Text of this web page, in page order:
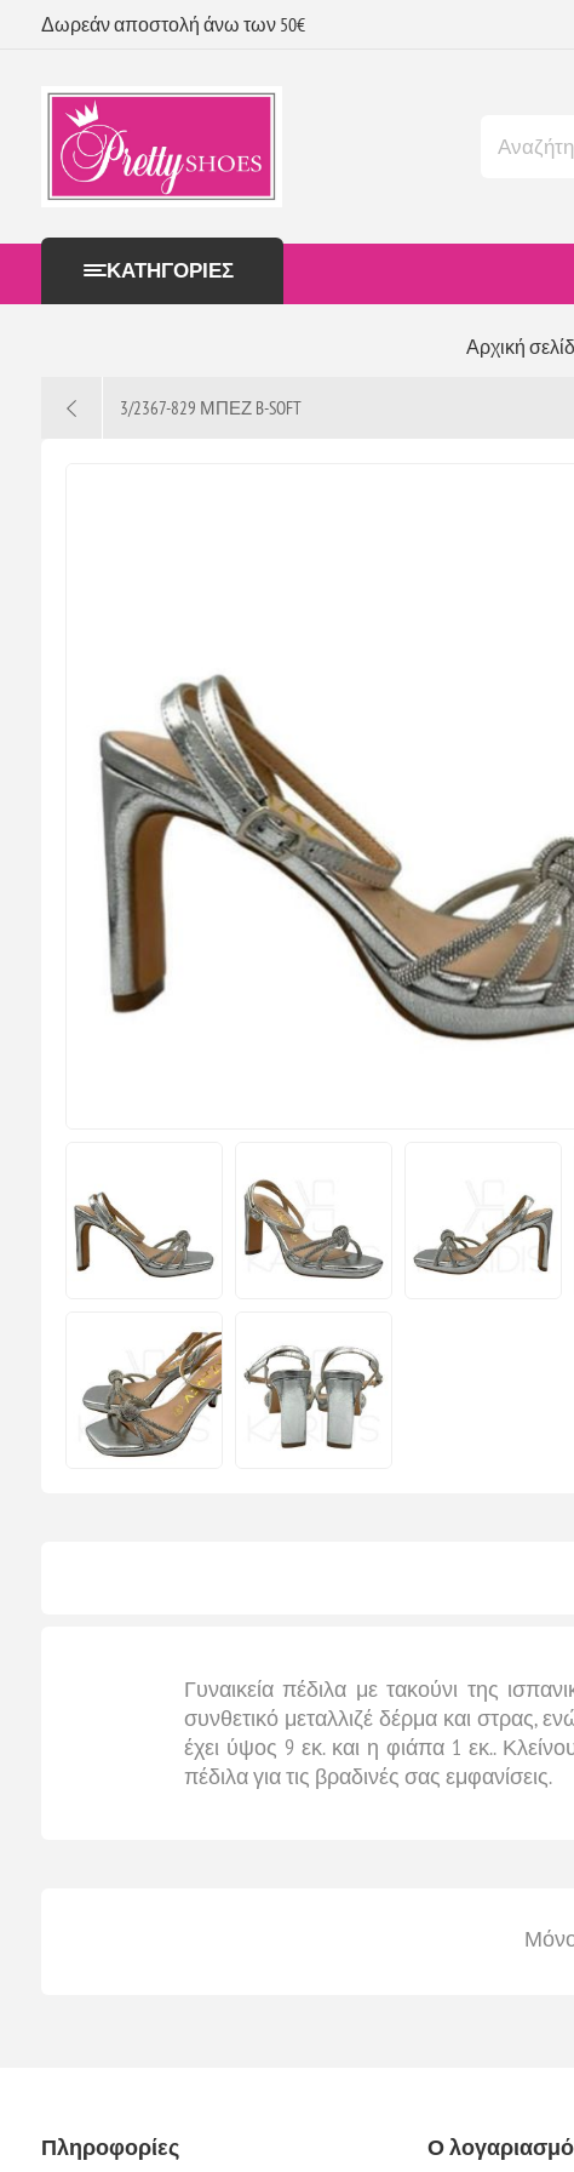
Δωρεάν αποστολή άνω των 50€
ΚΑΤΗΓΟΡΊΕΣ
Αρχική
3/2367-829 ΜΠΕΖ B-SOFT
Γυναικεία πέδιλα με τακούνι της
συνθετικό μεταλλιζέ δέρμα και στρας,
έχει ύψος 9 εκ. και η φιάπα 1 εκ..
πέδιλα για τις βραδινές σας εμφανίσεις.
Πληροφορίες Ο